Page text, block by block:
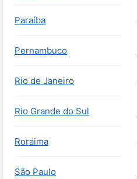
Paraíba
Pernambuco
Rio de Janeiro
Rio Grande do Sul
Roraima
São Paulo